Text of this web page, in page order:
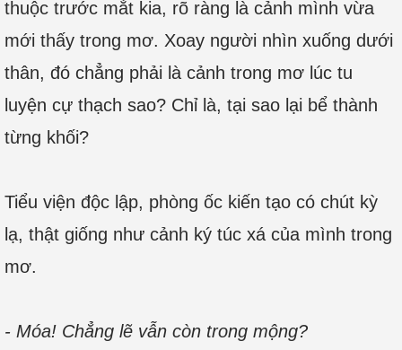
thuộc trước mắt kia, rõ ràng là cảnh mình vừa
mới thấy trong mơ. Xoay người nhìn xuống dưới
thân, đó chẳng phải là cảnh trong mơ lúc tu
luyện cự thạch sao? Chỉ là, tại sao lại bể thành
từng khối?
Tiểu viện độc lập, phòng ốc kiến tạo có chút kỳ
lạ, thật giống như cảnh ký túc xá của mình trong
mơ.
- Móa! Chẳng lẽ vẫn còn trong mộng?